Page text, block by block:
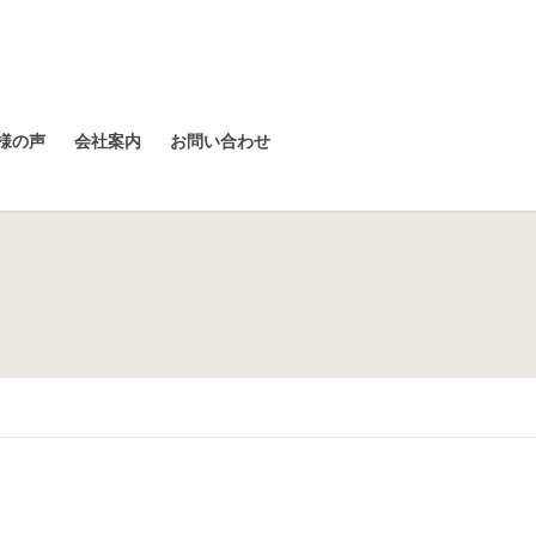
の声 会社案内 お問い合わせ